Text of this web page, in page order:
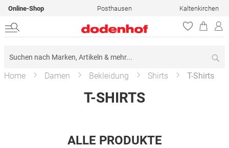
Online-Shop Posthausen Kaltenkirchen
Home Damen Bekleidung Shirts T-Shirts
T-SHIRTS
ALLE PRODUKTE